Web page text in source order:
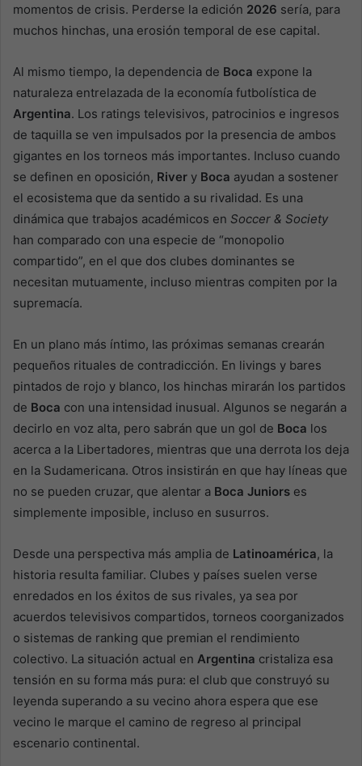
momentos de crisis. Perderse la edición 2026 sería, para
muchos hinchas, una erosión temporal de ese capital.
Al mismo tiempo, la dependencia de Boca expone la
naturaleza entrelazada de la economía futbolística de
Argentina. Los ratings televisivos, patrocinios e ingresos
de taquilla se ven impulsados por la presencia de ambos
gigantes en los torneos más importantes. Incluso cuando
se definen en oposición, River y Boca ayudan a sostener
el ecosistema que da sentido a su rivalidad. Es una
dinámica que trabajos académicos en Soccer & Society
han comparado con una especie de “monopolio
compartido”, en el que dos clubes dominantes se
necesitan mutuamente, incluso mientras compiten por la
supremacía.
En un plano más íntimo, las próximas semanas crearán
pequeños rituales de contradicción. En livings y bares
pintados de rojo y blanco, los hinchas mirarán los partidos
de Boca con una intensidad inusual. Algunos se negarán a
decirlo en voz alta, pero sabrán que un gol de Boca los
acerca a la Libertadores, mientras que una derrota los deja
en la Sudamericana. Otros insistirán en que hay líneas que
no se pueden cruzar, que alentar a Boca Juniors es
simplemente imposible, incluso en susurros.
Desde una perspectiva más amplia de Latinoamérica, la
historia resulta familiar. Clubes y países suelen verse
enredados en los éxitos de sus rivales, ya sea por
acuerdos televisivos compartidos, torneos coorganizados
o sistemas de ranking que premian el rendimiento
colectivo. La situación actual en Argentina cristaliza esa
tensión en su forma más pura: el club que construyó su
leyenda superando a su vecino ahora espera que ese
vecino le marque el camino de regreso al principal
escenario continental.